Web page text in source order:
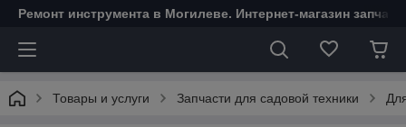
Ремонт инструмента в Могилеве. Интернет-магазин
Товары и услуги Запчасти для садовой техники